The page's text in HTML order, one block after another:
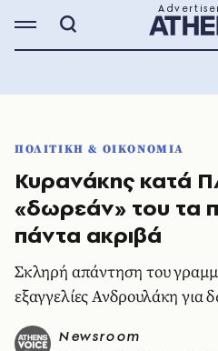
ΠΟΛΙΤΙΚΗ & ΟΙΚΟΝΟΜΙΑ
Κυρανάκης κατά
«δωρεάν» του τα
πάντα ακριβά
Σκληρή απάντηση του
εξαγγελίες Ανδρουλάκη για
Newsroom